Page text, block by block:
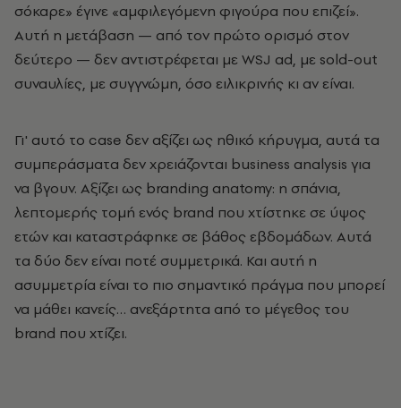
σόκαρε» έγινε «αμφιλεγόμενη φιγούρα που επιζεί».
Αυτή η μετάβαση — από τον πρώτο ορισμό στον
δεύτερο — δεν αντιστρέφεται με WSJ ad, με sold-out
συναυλίες, με συγγνώμη, όσο ειλικρινής κι αν είναι.
Γι' αυτό το case δεν αξίζει ως ηθικό κήρυγμα, αυτά τα
συμπεράσματα δεν χρειάζονται business analysis για
να βγουν. Αξίζει ως branding anatomy: η σπάνια,
λεπτομερής τομή ενός brand που χτίστηκε σε ύψος
ετών και καταστράφηκε σε βάθος εβδομάδων. Αυτά
τα δύο δεν είναι ποτέ συμμετρικά. Και αυτή η
ασυμμετρία είναι το πιο σημαντικό πράγμα που μπορεί
να μάθει κανείς… ανεξάρτητα από το μέγεθος του
brand που χτίζει.